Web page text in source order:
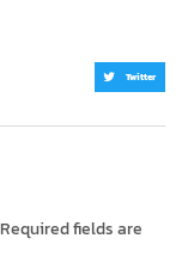
Twitter
Required fields are